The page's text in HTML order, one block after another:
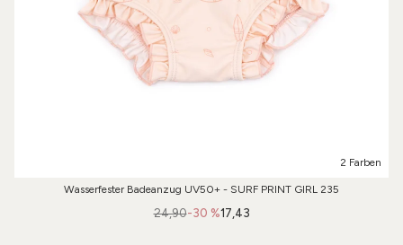
2 Farben
Wasserfester Badeanzug UV50+ - SURF PRINT GIRL 235
-30 %
24,90 17,43